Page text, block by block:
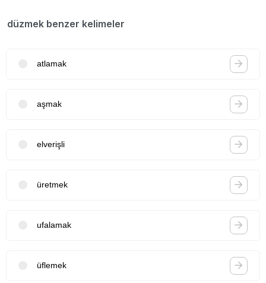
düzmek benzer kelimeler
atlamak
aşmak
elverişli
üretmek
ufalamak
üflemek